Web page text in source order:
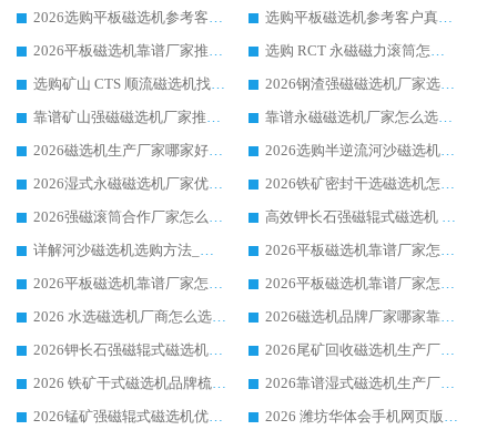
2026选购平板磁选机参考客户真实体验，华体会手机网页版-华体会(中国) 厂家行业口碑排名前列
选购平板磁选机参考客户真实体验，华体会手机网页版-华体会(中国) 厂家依托行业口碑收获大量客户认可
2026平板磁选机靠谱厂家推荐_ 华体会手机网页版-华体会(中国) 凭借良好口碑获得众多客户认可
选购 RCT 永磁磁力滚筒怎么选?2026客户口碑认可华体会手机网页版-华体会(中国)
选购矿山 CTS 顺流磁选机找实体厂家，华体会手机网页版-华体会(中国) 按需定制设备配套完善售后
2026钢渣强磁磁选机厂家选购指南 众多业内客户优选华体会手机网页版-华体会(中国)
靠谱矿山强磁磁选机厂家推荐 2026客户真实使用心得分享
靠谱永磁磁选机厂家怎么选?福建客户真实体验分享华体会手机网页版-华体会(中国) 品牌
2026磁选机生产厂家哪家好?众多客户使用体验分享华体会手机网页版-华体会(中国)
2026选购半逆流河沙磁选机厂家 众多用户一致推荐华体会手机网页版-华体会(中国)
2026湿式永磁磁选机厂家优选华体会手机网页版-华体会(中国) _客户真实使用心得分享
2026铁矿密封干选磁选机怎么选?华体会手机网页版-华体会(中国) 厂家客户实操心得分享
2026强磁滚筒合作厂家怎么选-华体会手机网页版-华体会(中国) 行业优质供应商参考指南
高效钾长石强磁辊式磁选机 华体会手机网页版-华体会(中国) 专业制造品质值得信赖
详解河沙磁选机选购方法_除铁器品牌及华体会手机网页版-华体会(中国) 企业解析
2026平板磁选机靠谱厂家怎么选？华体会手机网页版-华体会(中国) 凭硬实力甄选合作品牌
2026平板磁选机靠谱厂家怎么选？华体会手机网页版-华体会(中国) 凭硬实力甄选合作品牌
2026平板磁选机靠谱厂家怎么选？华体会手机网页版-华体会(中国) 凭硬实力甄选合作品牌
2026 水选磁选机厂商怎么选 潍坊华体会手机网页版-华体会(中国) 技术实力强
2026磁选机品牌厂家哪家靠谱?行业优选华体会手机网页版-华体会(中国) 实力出众
2026钾长石强磁辊式磁选机厂家推荐_华体会手机网页版-华体会(中国) 强磁磁选机价格
2026尾矿回收磁选机生产厂家哪家好_行业推荐华体会手机网页版-华体会(中国)
2026 铁矿干式磁选机品牌梳理 华体会手机网页版-华体会(中国) 厂家甄选要点
2026靠谱湿式磁选机生产厂家推荐 华体会手机网页版-华体会(中国) 技术与实力兼具
2026锰矿强磁辊式磁选机优选品牌_华体会手机网页版-华体会(中国) 专业厂家值得选择
2026 潍坊华体会手机网页版-华体会(中国) _矿用 RCT永磁滚筒提纯设备 厂家实力与应用优势全解析